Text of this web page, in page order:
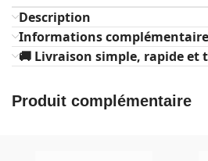
Description
Informations
🚚 Livraison simple, rapide et
Produit complémentaire